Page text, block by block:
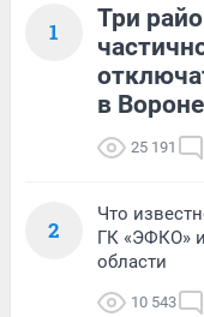
1
Три
в
25 191
2
Что
ГК «ЭФКО»
области
10 543